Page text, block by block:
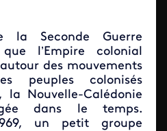
la Seconde Guerre
l’Empire colonial
des mouvements
peuples colonisés
la Nouvelle-Calédonie
dans le temps.
un petit groupe